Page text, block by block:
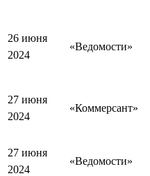
26 июня
2024
«Ведомости»
27 июня
2024
«Коммерсант»
27 июня
2024
«Ведомости»